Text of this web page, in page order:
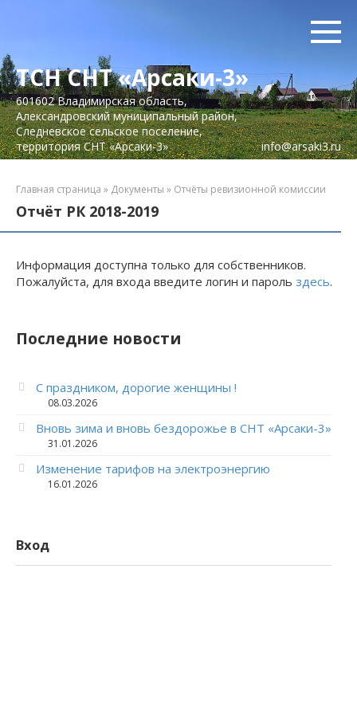
ТСН СНТ «Арсаки-3»
601602 Владимирская область,
Александровский муниципальный район,
Следневское сельское поселение,
территория СНТ «Арсаки-3»
info@arsaki3.ru
Главная страница » Документы » Отчёты ревизионной комиссии
Отчёт РК 2018-2019
Информация доступна только для собственников.
Пожалуйста, для входа введите логин и пароль здесь.
Последние новости
С праздником, дорогие женщины !
08.03.2026
Вновь зима и вновь бездорожье в СНТ «Арсаки-3»
31.01.2026
Изменение тарифов на электроэнергию
16.01.2026
Вход